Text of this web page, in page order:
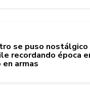
se puso nostálgico
recordando época
armas